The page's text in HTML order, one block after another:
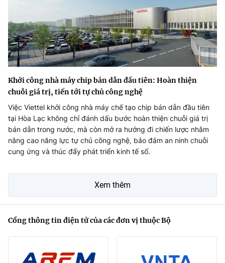
Khởi công nhà máy chip bán dẫn đầu tiên: Hoàn thiện
chuỗi giá trị, tiến tới tự chủ công nghệ
Việc Viettel khởi công nhà máy chế tạo chip bán dẫn đầu tiên
tại Hòa Lạc không chỉ đánh dấu bước hoàn thiện chuỗi giá trị
bán dẫn trong nước, mà còn mở ra hướng đi chiến lược nhằm
nâng cao năng lực tự chủ công nghệ, bảo đảm an ninh chuỗi
cung ứng và thúc đẩy phát triển kinh tế số.
Xem thêm
Cổng thông tin điện tử của các đơn vị thuộc Bộ